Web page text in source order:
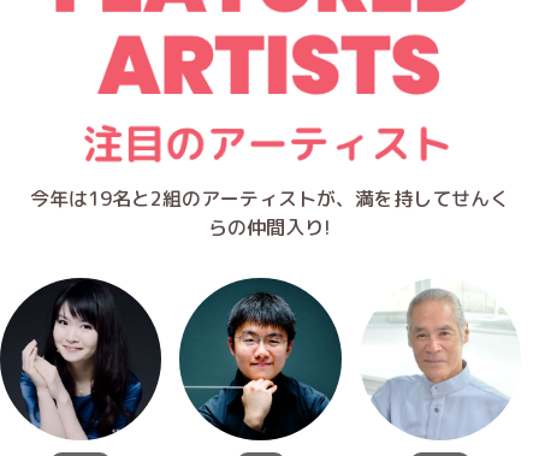
今年は19名と2組のアーティストが、満を持してせんく
らの仲間入り!